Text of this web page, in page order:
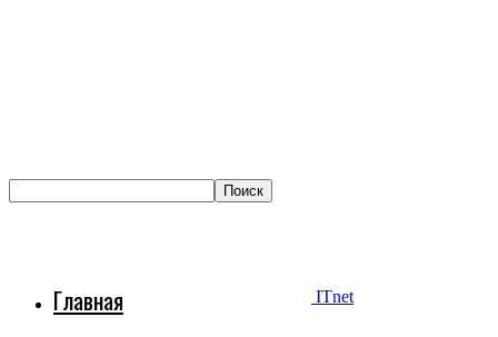
ITnet
Главная